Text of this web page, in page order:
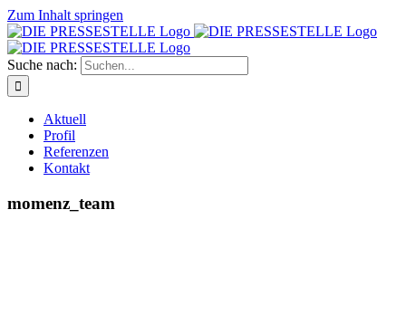
Zum Inhalt springen
Suche nach:
Aktuell
Profil
Referenzen
Kontakt
momenz_team